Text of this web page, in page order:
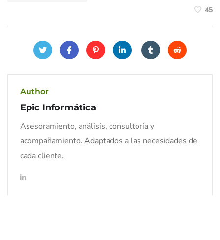
45
Author
Epic Informática
Asesoramiento, análisis, consultoría y
acompañamiento. Adaptados a las necesidades de
cada cliente.